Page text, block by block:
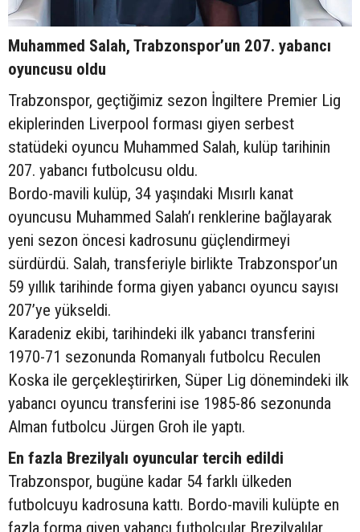
Muhammed Salah, Trabzonspor’un 207. yabancı
oyuncusu oldu
Trabzonspor, geçtiğimiz sezon İngiltere Premier Lig
ekiplerinden Liverpool forması giyen serbest
statüdeki oyuncu Muhammed Salah, kulüp tarihinin
207. yabancı futbolcusu oldu.
Bordo-mavili kulüp, 34 yaşındaki Mısırlı kanat
oyuncusu Muhammed Salah’ı renklerine bağlayarak
yeni sezon öncesi kadrosunu güçlendirmeyi
sürdürdü. Salah, transferiyle birlikte Trabzonspor’un
59 yıllık tarihinde forma giyen yabancı oyuncu sayısı
207’ye yükseldi.
Karadeniz ekibi, tarihindeki ilk yabancı transferini
1970-71 sezonunda Romanyalı futbolcu Reculen
Koska ile gerçekleştirirken, Süper Lig dönemindeki ilk
yabancı oyuncu transferini ise 1985-86 sezonunda
Alman futbolcu Jürgen Groh ile yaptı.
En fazla Brezilyalı oyuncular tercih edildi
Trabzonspor, bugüne kadar 54 farklı ülkeden
futbolcuyu kadrosuna kattı. Bordo-mavili kulüpte en
fazla forma giyen yabancı futbolcular Brezilyalılar